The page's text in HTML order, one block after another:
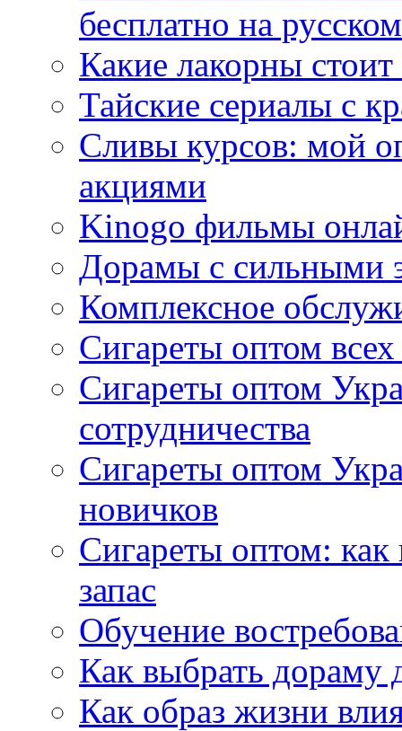
бесплатно на
Какие лакорны
Тайские сериалы с
Сливы курсов: мой
акциями
Kinogo фильмы
Дорамы с сильными
Комплексное
Сигареты оптом
Сигареты оптом
сотрудничества
Сигареты оптом
новичков
Сигареты оптом:
запас
Обучение
Как выбрать дораму
Как образ жизни